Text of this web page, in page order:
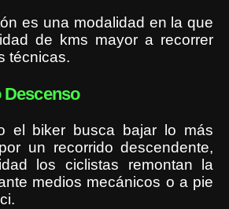
es una modalidad en la que
de kms mayor a recorrer
técnicas.
Descenso
el biker busca bajar lo más
un recorrido descendente,
los ciclistas remontan la
medios mecánicos o a pie